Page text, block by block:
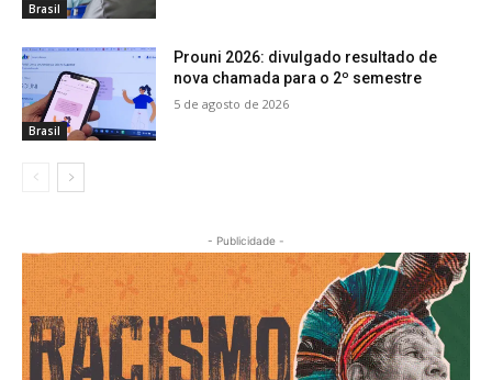
Brasil
Brasil
Prouni 2026: divulgado resultado de
nova chamada para o 2º semestre
5 de agosto de 2026
- Publicidade -